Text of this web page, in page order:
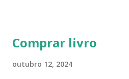
Mensagens Diárias 4 -
Comprar livro
outubro 12, 2024